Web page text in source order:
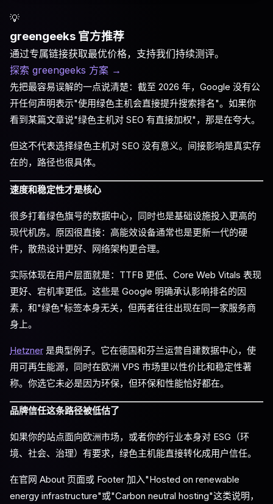
💡
greengeeks 官方推荐
通过专属链接获取最优价格，支持我们持续测评。
探索 greengeeks 方案 →
先把最容易误解的一点说清楚：截至 2026 年，Google 没有公
开任何声明表示"使用绿色主机会直接提升搜索排名"。如果你
看到某篇文章说"绿色主机对 SEO 有直接加权"，那是在夸大。
但这不代表选择绿色主机对 SEO 没有意义。间接影响是真实存
在的，路径也很具体。
速度和稳定性才是核心
很多打着绿色旗号的数据中心，同时也是基础设施投入更高的
现代机房。原因很直接：高能效设备通常也是更新一代的硬
件，散热设计更好、网络架构更合理。
实际体现在用户层面就是：TTFB 更低、Core Web Vitals 表现
更好、宕机率更低。这些是 Google 明确承认影响排名的因
素，和"绿色"标签本身无关，但两者往往出现在同一家服务商
身上。
Hetzner 是典型例子。它在德国和芬兰运营自建数据中心，使
用可再生能源，同时在欧洲 VPS 市场里以性价比和稳定性著
称。你选它未必是因为环保，但环保和性能恰好都在。
品牌信任这条路径被低估了
如果你的站点面向欧洲市场，或者你的行业本身对 ESG（环
境、社会、治理）有要求，绿色主机能直接转化成用户信任。
在官网 About 页面或 Footer 加入"Hosted on renewable
energy infrastructure"或"Carbon neutral hosting"这类说明，